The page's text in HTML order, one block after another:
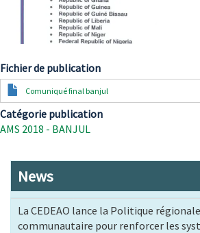
Fichier de publication
DocumentComuniqué final banjul
Catégorie publication
AMS 2018 - BANJUL
News
La CEDEAO lance la Politique
communautaire pour renforcer les